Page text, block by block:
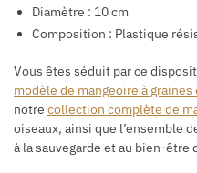
Diamètre : 10 cm
Composition : Plastique
Vous êtes séduit par ce
modèle de mangeoire à graines
notre collection complète de
oiseaux, ainsi que l’ensemble
à la sauvegarde et au bien-être